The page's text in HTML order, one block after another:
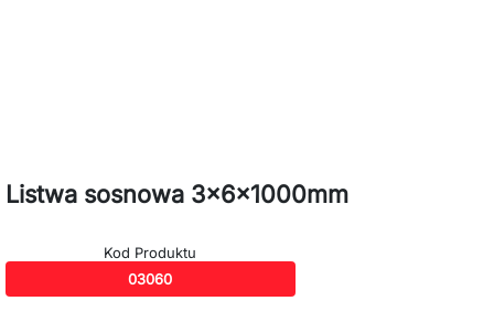
Listwa sosnowa 3x6x1000mm
Kod Produktu
03060